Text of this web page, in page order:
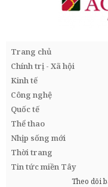
Trang chủ
Chính trị - Xã hội
Kinh tế
Công nghệ
Quốc tế
Thể thao
Nhịp sống mới
Thời trang
Tin tức miền Tây
Theo dõi